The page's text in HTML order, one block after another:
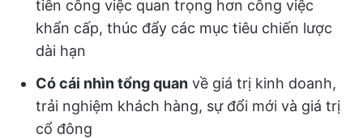
tiên công việc quan trọng hơn công việc
khẩn cấp, thúc đẩy các mục tiêu chiến lược
dài hạn
Có cái nhìn tổng quan về giá trị kinh doanh,
trải nghiệm khách hàng, sự đổi mới và giá trị
cổ đông